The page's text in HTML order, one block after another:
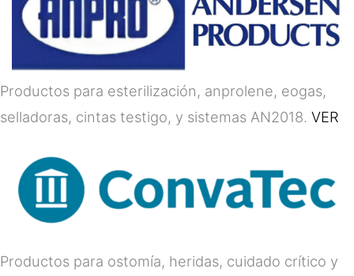
Productos para esterilización, anprolene, eogas,
selladoras, cintas testigo, y sistemas AN2018. VER
Productos para ostomía, heridas, cuidado crítico y